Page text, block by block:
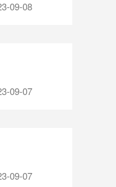
09-08
09-07
09-07